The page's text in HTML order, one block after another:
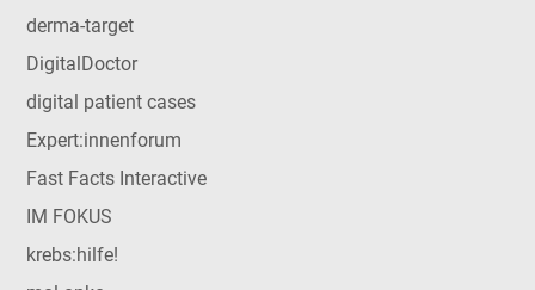
derma-target
DigitalDoctor
digital patient cases
Expert:innenforum
Fast Facts Interactive
IM FOKUS
krebs:hilfe!